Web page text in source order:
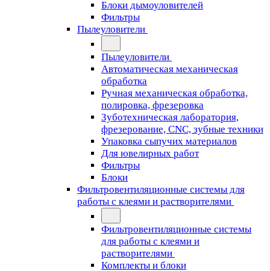
Блоки дымоуловителей
Фильтры
Пылеуловители
Пылеуловители
Автоматическая механическая
обработка
Ручная механическая обработка,
полировка, фрезеровка
Зуботехническая лаборатория,
фрезерование, CNC, зубные техники
Упаковка сыпучих материалов
Для ювелирных работ
Фильтры
Блоки
Фильтровентиляционные системы для
работы с клеями и растворителями
Фильтровентиляционные системы
для работы с клеями и
растворителями
Комплекты и блоки